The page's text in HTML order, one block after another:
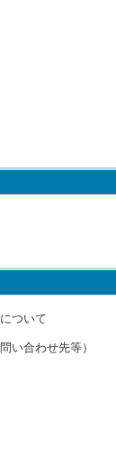
ついて
い合わせ先等）